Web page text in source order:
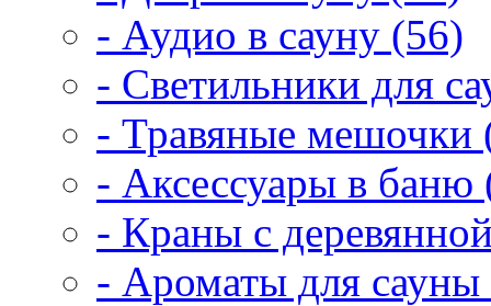
- Аудио в сауну (56)
- Светильники для
- Травяные мешочки
- Аксессуары в баню
- Краны с
- Ароматы для